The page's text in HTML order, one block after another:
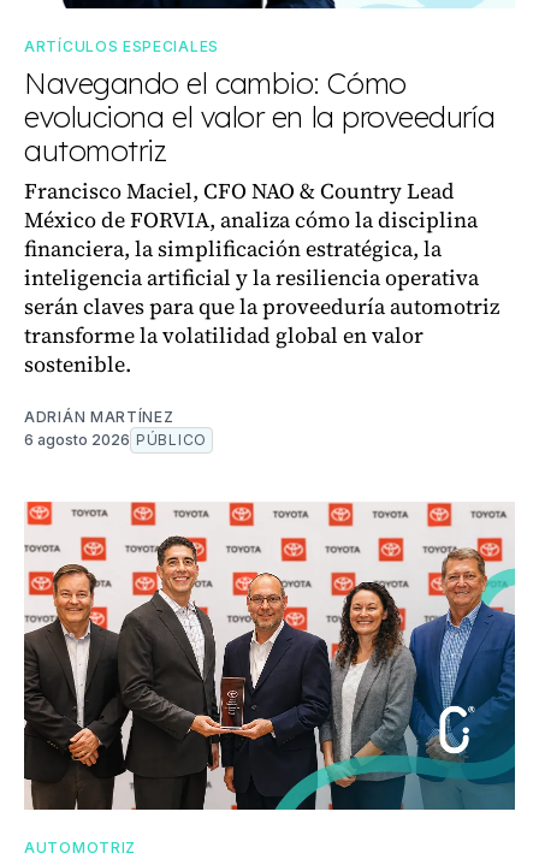
ARTÍCULOS ESPECIALES
Navegando el cambio: Cómo
evoluciona el valor en la proveeduría
automotriz
Francisco Maciel, CFO NAO & Country Lead
México de FORVIA, analiza cómo la disciplina
financiera, la simplificación estratégica, la
inteligencia artificial y la resiliencia operativa
serán claves para que la proveeduría automotriz
transforme la volatilidad global en valor
sostenible.
ADRIÁN MARTÍNEZ
6 agosto 2026 PÚBLICO
AUTOMOTRIZ